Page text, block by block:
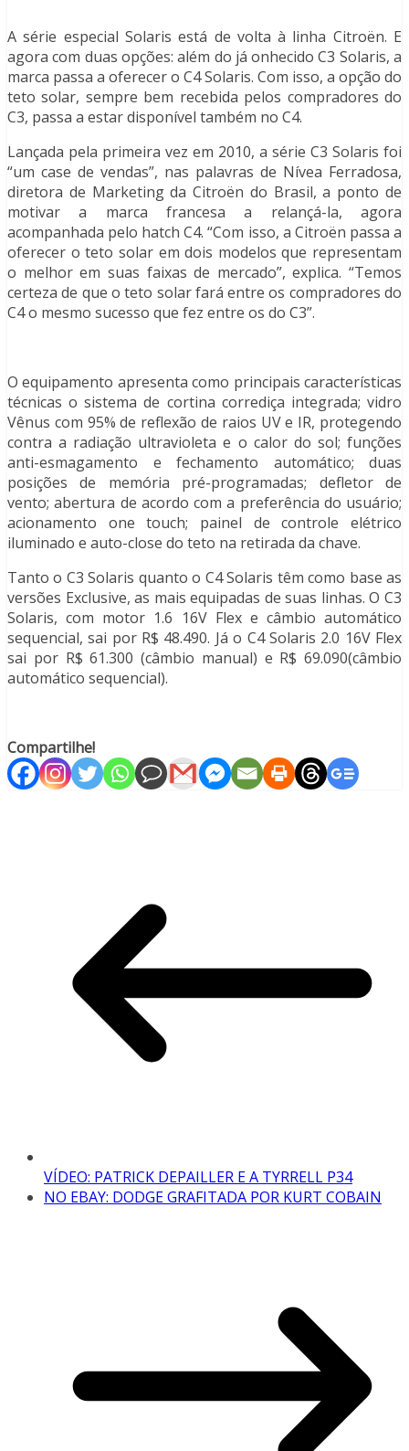
A série especial Solaris está de volta à linha Citroën. E
agora com duas opções: além do já onhecido C3 Solaris, a
marca passa a oferecer o C4 Solaris. Com isso, a opção do
teto solar, sempre bem recebida pelos compradores do
C3, passa a estar disponível também no C4.
Lançada pela primeira vez em 2010, a série C3 Solaris foi
“um case de vendas”, nas palavras de Nívea Ferradosa,
diretora de Marketing da Citroën do Brasil, a ponto de
motivar a marca francesa a relançá-la, agora
acompanhada pelo hatch C4. “Com isso, a Citroën passa a
oferecer o teto solar em dois modelos que representam
o melhor em suas faixas de mercado”, explica. “Temos
certeza de que o teto solar fará entre os compradores do
C4 o mesmo sucesso que fez entre os do C3”.
O equipamento apresenta como principais características
técnicas o sistema de cortina corrediça integrada; vidro
Vênus com 95% de reflexão de raios UV e IR, protegendo
contra a radiação ultravioleta e o calor do sol; funções
anti-esmagamento e fechamento automático; duas
posições de memória pré-programadas; defletor de
vento; abertura de acordo com a preferência do usuário;
acionamento one touch; painel de controle elétrico
iluminado e auto-close do teto na retirada da chave.
Tanto o C3 Solaris quanto o C4 Solaris têm como base as
versões Exclusive, as mais equipadas de suas linhas. O C3
Solaris, com motor 1.6 16V Flex e câmbio automático
sequencial, sai por R$ 48.490. Já o C4 Solaris 2.0 16V Flex
sai por R$ 61.300 (câmbio manual) e R$ 69.090(câmbio
automático sequencial).
Compartilhe!
VÍDEO: PATRICK DEPAILLER E A TYRRELL P34
NO EBAY: DODGE GRAFITADA POR KURT COBAIN